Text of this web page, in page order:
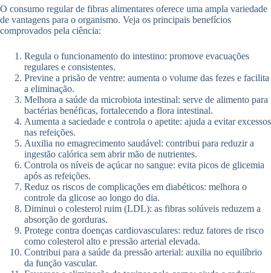
O consumo regular de fibras alimentares oferece uma ampla variedade
de vantagens para o organismo. Veja os principais benefícios
comprovados pela ciência:
Regula o funcionamento do intestino: promove evacuações
regulares e consistentes.
Previne a prisão de ventre: aumenta o volume das fezes e facilita
a eliminação.
Melhora a saúde da microbiota intestinal: serve de alimento para
bactérias benéficas, fortalecendo a flora intestinal.
Aumenta a saciedade e controla o apetite: ajuda a evitar excessos
nas refeições.
Auxilia no emagrecimento saudável: contribui para reduzir a
ingestão calórica sem abrir mão de nutrientes.
Controla os níveis de açúcar no sangue: evita picos de glicemia
após as refeições.
Reduz os riscos de complicações em diabéticos: melhora o
controle da glicose ao longo do dia.
Diminui o colesterol ruim (LDL): as fibras solúveis reduzem a
absorção de gorduras.
Protege contra doenças cardiovasculares: reduz fatores de risco
como colesterol alto e pressão arterial elevada.
Contribui para a saúde da pressão arterial: auxilia no equilíbrio
da função vascular.